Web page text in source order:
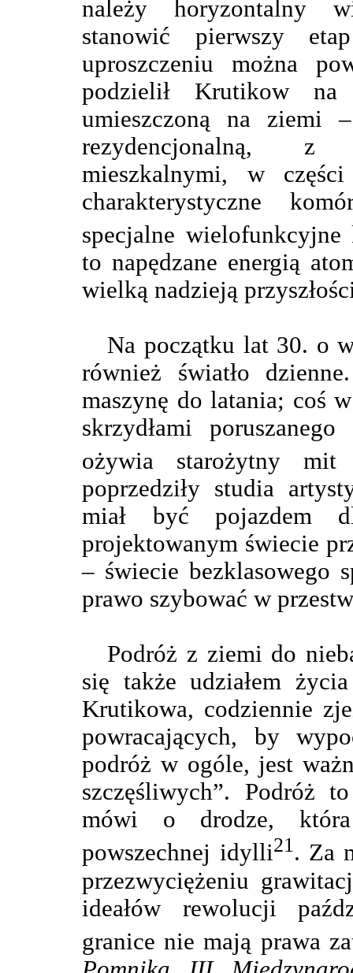
należy horyzontalny
stanowić pierwszy
uproszczeniu można
podzielił Krutikow
umieszczoną na ziemi
rezydencjonalną, z
mieszkalnymi, w
charakterystyczne
specjalne wielofunkcyjne
to napędzane energią
wielką nadzieją
Na początku lat 30. o
również światło
maszynę do latania; coś
skrzydłami
ożywia starożytny
poprzedziły studia
miał być pojazdem
projektowanym świecie
– świecie bezklasowego
prawo szybować w
Podróż z ziemi do
się także udziałem
Krutikowa, codziennie
powracających, by
podróż w ogóle, jest
szczęśliwych”. Podróż
mówi o drodze,
powszechnej idylli21. Za
przezwyciężeniu
ideałów rewolucji
granice nie mają prawa